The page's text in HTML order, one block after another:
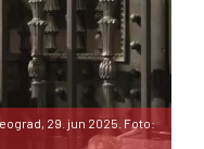
29. jun 2025. Foto: